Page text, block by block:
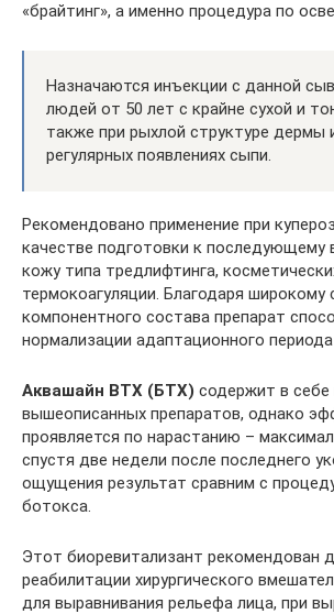
«брайтинг», а именно процедура по
Назначаются инъекции с данной
людей от 50 лет с крайне сухой и
также при рыхлой структуре дермы
регулярных появлениях сыпи.
Рекомендовано применение при
качестве подготовки к последующему
кожу типа тредлифтинга,
термокоагуляции. Благодаря широкому
компонентного состава препарат
нормализации адаптационного
Аквашайн BTX (БТХ) содержит в себе
вышеописанных препаратов, однако
проявляется по нарастанию –
спустя две недели после последнего
ощущения результат сравним с
ботокса.
Этот биоревитализант рекомендован
реабилитации хирургического
для выравнивания рельефа лица, при